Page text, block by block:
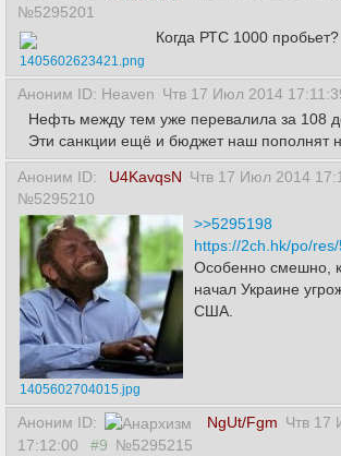
№5295201
1405602623421.png
Когда РТС 1000 пробьет?
Аноним ID: Heaven Чтв 17 Июл 2014
Нефть между тем уже перевалила за 108
Эти санкции ещё и бюджет наш пополнят
Аноним ID: U4KavqsN Чтв 17 Июл 2014
№5295210
1405602704015.jpg
>>5295198
https://2ch.hk/po/
Особенно смешно,
начал Украине
США.
Аноним ID: NgUt/Fgm Чтв 17
17:12:00
#9 №5295215